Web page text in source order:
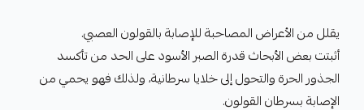
يقلل من الأعراض المصاحبة للإصابة بالقولون العصبي.
أثبتت بعض الأبحاث قدرة الصبر الأسود على الحد من تأكسد
الجذور الحرة والتحول إلى خلايا سرطانية، ولذلك فهو يحمي من
الإصابة بسرطان القولون.